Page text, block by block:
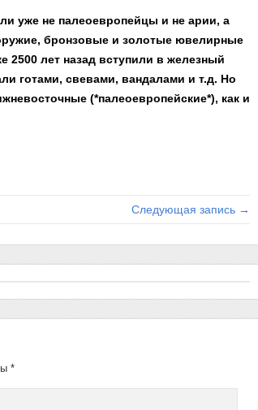
уже не палеоевропейцы и не арии, а
бронзовые и золотые ювелирные
2500 лет назад вступили в железный
готами, свевами, вандалами и т.д. Но
(*палеоевропейские*), как и
Следующая запись →
*